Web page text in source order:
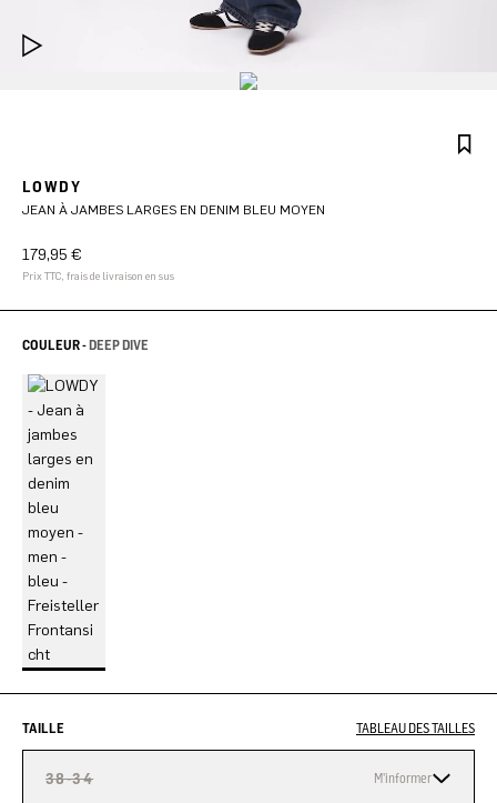
LOWDY
JEAN À JAMBES LARGES EN DENIM BLEU MOYEN
179,95 €
Prix TTC, frais de livraison en sus
COULEUR -DEEP DIVE
TAILLE TABLEAU DES TAILLES
38-34 M'informer